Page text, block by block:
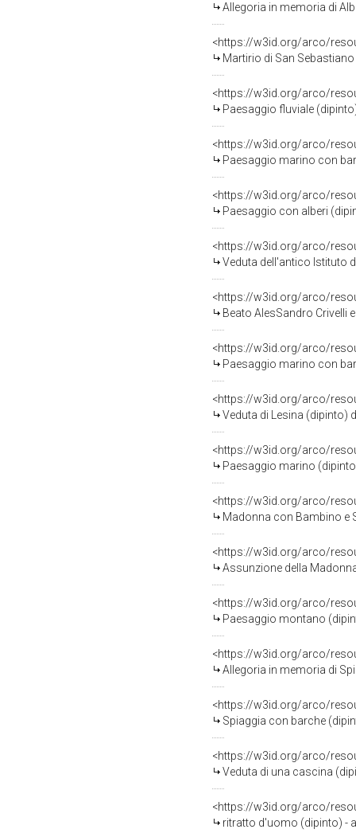
Allegoria in memoria di Alberico
<https://w3id.org/arco/
Martirio di San
<https://w3id.org/arco/
Paesaggio fluviale
<https://w3id.org/arco/
Paesaggio marino con
<https://w3id.org/arco/
Paesaggio con alberi
<https://w3id.org/arco/
Veduta dell'antico Istituto
<https://w3id.org/arco/
Beato AlesSandro Crivelli
<https://w3id.org/arco/
Paesaggio marino con
<https://w3id.org/arco/
Veduta di Lesina (dipinto)
<https://w3id.org/arco/
Paesaggio marino
<https://w3id.org/arco/
Madonna con Bambino e
<https://w3id.org/arco/
Assunzione della
<https://w3id.org/arco/
Paesaggio montano
<https://w3id.org/arco/
Allegoria in memoria di
<https://w3id.org/arco/
Spiaggia con barche
<https://w3id.org/arco/
Veduta di una cascina
<https://w3id.org/arco/
ritratto d'uomo (dipinto) -